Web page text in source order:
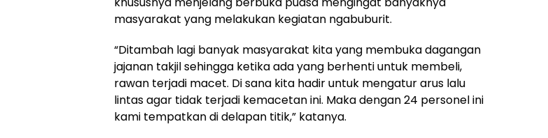
masyarakat yang melakukan kegiatan ngabuburit.
“Ditambah lagi banyak masyarakat kita yang membuka dagangan
jajanan takjil sehingga ketika ada yang berhenti untuk membeli,
rawan terjadi macet. Di sana kita hadir untuk mengatur arus lalu
lintas agar tidak terjadi kemacetan ini. Maka dengan 24 personel ini
kami tempatkan di delapan titik,” katanya.